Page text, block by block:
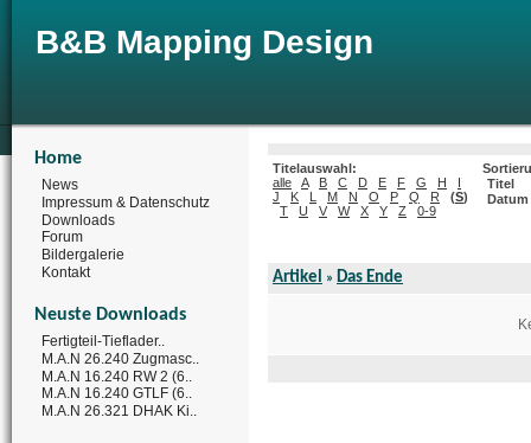
B&B Mapping Design
Home
News
Impressum & Datenschutz
Downloads
Forum
Bildergalerie
Kontakt
Neuste Downloads
Fertigteil-Tieflader..
M.A.N 26.240 Zugmasc..
M.A.N 16.240 RW 2 (6..
M.A.N 16.240 GTLF (6..
M.A.N 26.321 DHAK Ki..
Titelauswahl:
alle
A B C D E F G H
I
J
K L M N O P Q R (S)
T
U V W X Y Z 0-9
Titel
Datum
Artikel » Das Ende